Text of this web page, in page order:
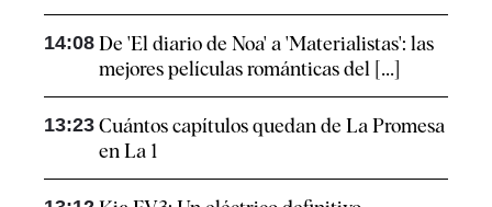
14:08 De 'El diario de Noa' a 'Materialistas': las
mejores películas románticas del [...]
13:23 Cuántos capítulos quedan de La Promesa
en La 1